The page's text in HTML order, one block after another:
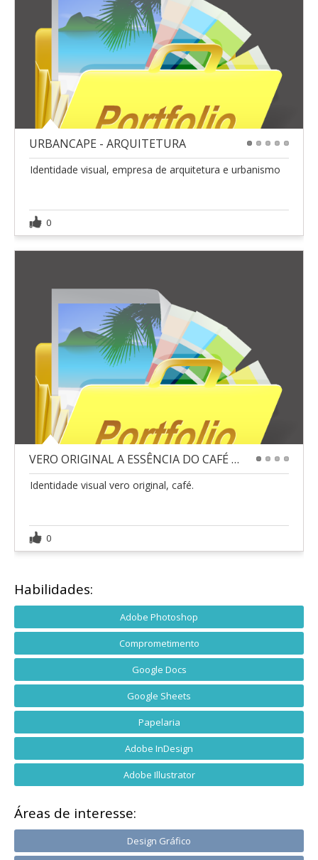
URBANCAPE - ARQUITETURA
Identidade visual, empresa de arquitetura e urbanismo
0
VERO ORIGINAL A ESSÊNCIA DO CAFÉ VERDADEIRO
Identidade visual vero original, café.
0
Habilidades:
Adobe Photoshop
Comprometimento
Google Docs
Google Sheets
Papelaria
Adobe InDesign
Adobe Illustrator
Áreas de interesse:
Design Gráfico